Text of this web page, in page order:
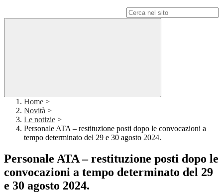
Home >
Novità >
Le notizie >
Personale ATA – restituzione posti dopo le convocazioni a
tempo determinato del 29 e 30 agosto 2024.
Personale ATA – restituzione posti dopo le
convocazioni a tempo determinato del 29
e 30 agosto 2024.